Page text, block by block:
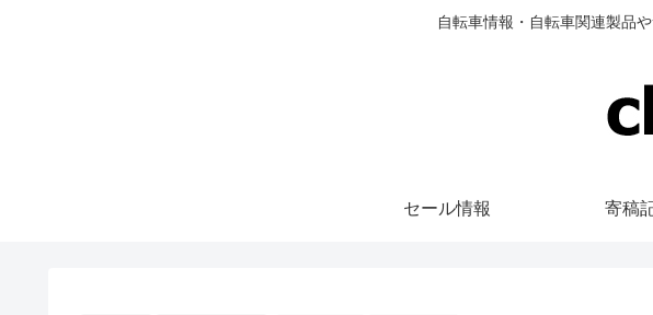
自転車情報・自転車関連製品
セール情報 寄稿